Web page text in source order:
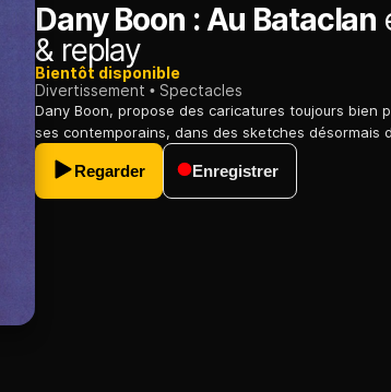
Dany Boon : Au Bataclan
& replay
Bientôt disponible
Divertissement
Spectacles
Dany Boon, propose des caricatures toujours bien
ses contemporains, dans des sketches désormais
Regarder Enregistrer